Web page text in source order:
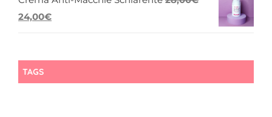
22,00€.
Il
era:
28,00€.
24,00€
24,00€.
TAGS